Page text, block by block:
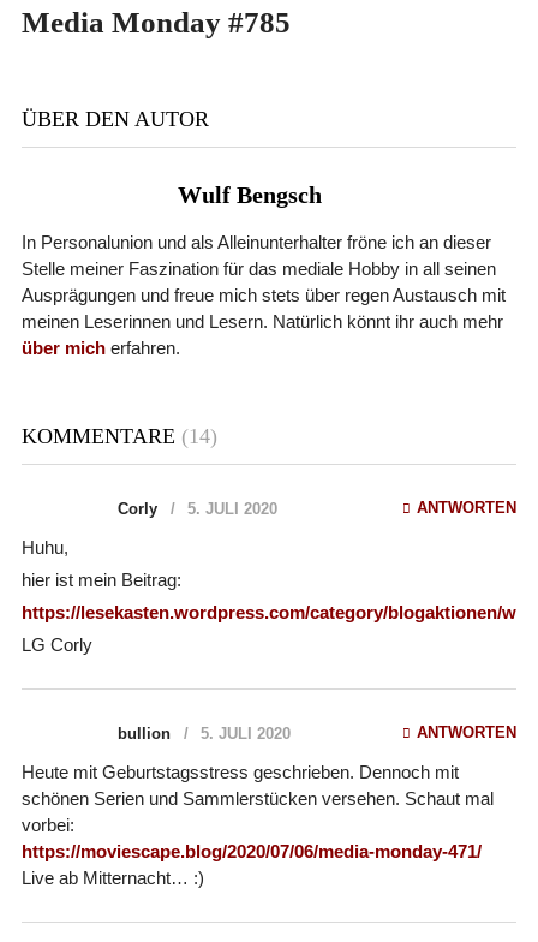
Media Monday #785
ÜBER DEN AUTOR
Wulf Bengsch
In Personalunion und als Alleinunterhalter fröne ich an dieser
Stelle meiner Faszination für das mediale Hobby in all seinen
Ausprägungen und freue mich stets über regen Austausch mit
meinen Leserinnen und Lesern. Natürlich könnt ihr auch mehr
über micherfahren.
KOMMENTARE (14)
Corly 5. JULI 2020 ANTWORTEN
Huhu,
hier ist mein Beitrag:
https://lesekasten.wordpress.com/category/blogaktionen/
LG Corly
bullion 5. JULI 2020 ANTWORTEN
Heute mit Geburtstagsstress geschrieben. Dennoch mit
schönen Serien und Sammlerstücken versehen. Schaut mal
vorbei:
https://moviescape.blog/2020/07/06/media-monday-471/
Live ab Mitternacht… :)